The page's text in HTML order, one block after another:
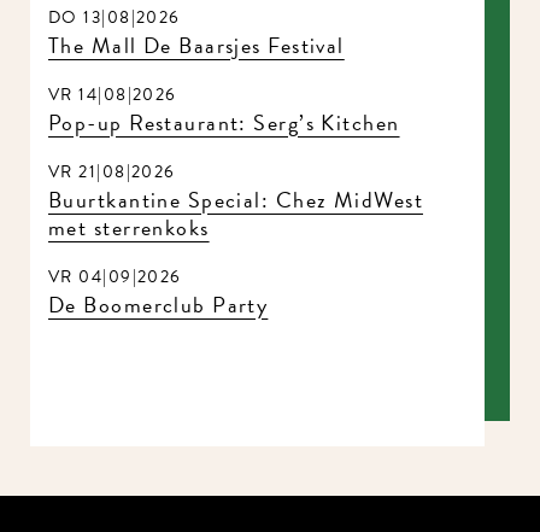
DO 13|08|2026
The Mall De Baarsjes Festival
VR 14|08|2026
Pop-up Restaurant: Serg’s Kitchen
VR 21|08|2026
Buurtkantine Special: Chez MidWest
met sterrenkoks
VR 04|09|2026
De Boomerclub Party